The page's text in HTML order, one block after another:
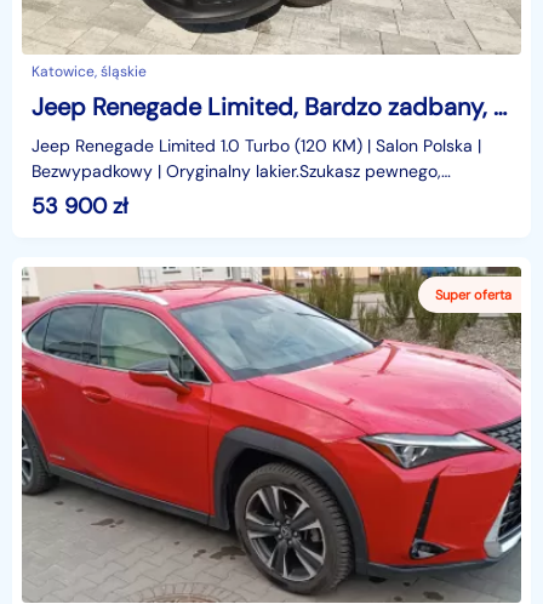
Katowice, śląskie
Jeep Renegade Limited, Bardzo zadbany, BEZWYPADKOWY, krajowy
Jeep Renegade Limited 1.0 Turbo (120 KM) | Salon Polska |
Bezwypadkowy | Oryginalny lakier.Szukasz pewnego,
zadbanego i stylowego miejskiego SUV-a? Trafiłeś ide
53 900zł